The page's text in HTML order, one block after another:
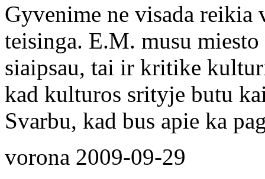
Gyvenime ne visada
teisinga. E.M. musu
siaipsau, tai ir kritike
kad kulturos srityje butu
Svarbu, kad bus apie ka
vorona 2009-09-29